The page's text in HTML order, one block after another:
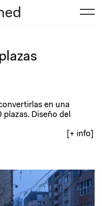
en una
Diseño del
[+ info]